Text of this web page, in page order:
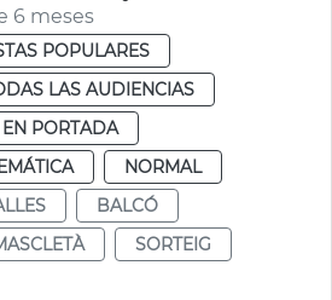
6 meses
POPULARES
LAS AUDIENCIAS
EN PORTADA
NORMAL
BALCÓ
SORTEIG